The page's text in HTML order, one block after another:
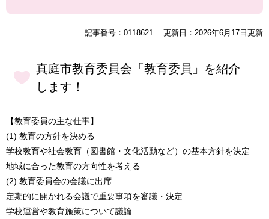
記事番号：0118621 更新日：2026年6月17日更新
真庭市教育委員会「教育委員」を紹介
します！
【教育委員の主な仕事】
(1) 教育の方針を決める
学校教育や社会教育（図書館・文化活動など）の基本方針を決定
地域に合った教育の方向性を考える
(2) 教育委員会の会議に出席
定期的に開かれる会議で重要事項を審議・決定
学校運営や教育施策について議論